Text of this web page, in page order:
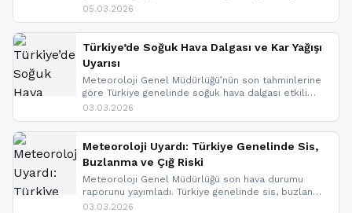
bölgelerinde kar yağışı beklenirken Marmara ve
ise çığ tehlikesi bulunuyor. İç kesimlerde sis ve pus
nedeniyle görüş mesafesinde azalma
yaşanabileceği belirtiliyor.
05.03.2026
Türkiye’de Soğuk Hava Dalgası ve Kar Yağışı
Uyarısı
Meteoroloji Genel Müdürlüğü’nün son tahminlerine
göre Türkiye genelinde soğuk hava dalgası etkili
oluyor. Birçok il için kar yağışı ve buzlanma uyarısı
03.03.2026
Meteoroloji Uyardı: Türkiye Genelinde Sis,
Buzlanma ve Çığ Riski
Meteoroloji Genel Müdürlüğü son hava durumu
raporunu yayımladı. Türkiye genelinde sis, buzlanma
ve don beklenirken Doğu Anadolu ve Doğu
03.03.2026